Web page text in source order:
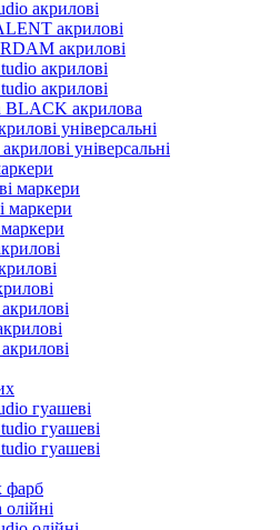
акрилові
акрилові
акрилові
акрилові
акрилові
BLACK акрилова
універсальні
універсальні
маркери
маркери
гуашеві
гуашеві
гуашеві
фарб